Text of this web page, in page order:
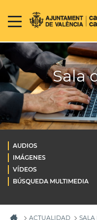
Sala
AUDIOS
IMÁGENES
VÍDEOS
BÚSQUEDA MULTIMEDIA
ACTUALIDAD
SALA